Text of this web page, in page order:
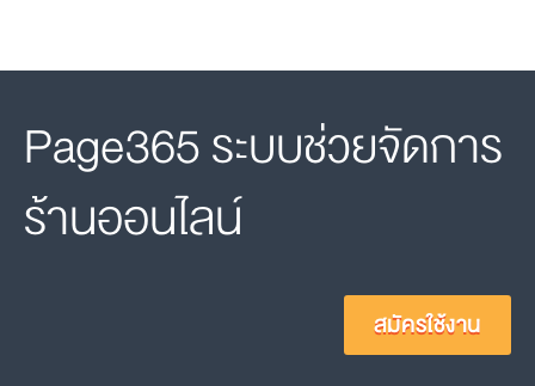
Page365 ระบบช่วยจัดการ
ร้านออนไลน์
สมัครใช้งาน